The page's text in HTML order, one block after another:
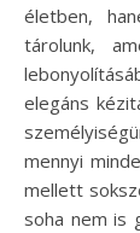
életben,
tárolunk,
elegáns
mennyi
mellett
soha nem is